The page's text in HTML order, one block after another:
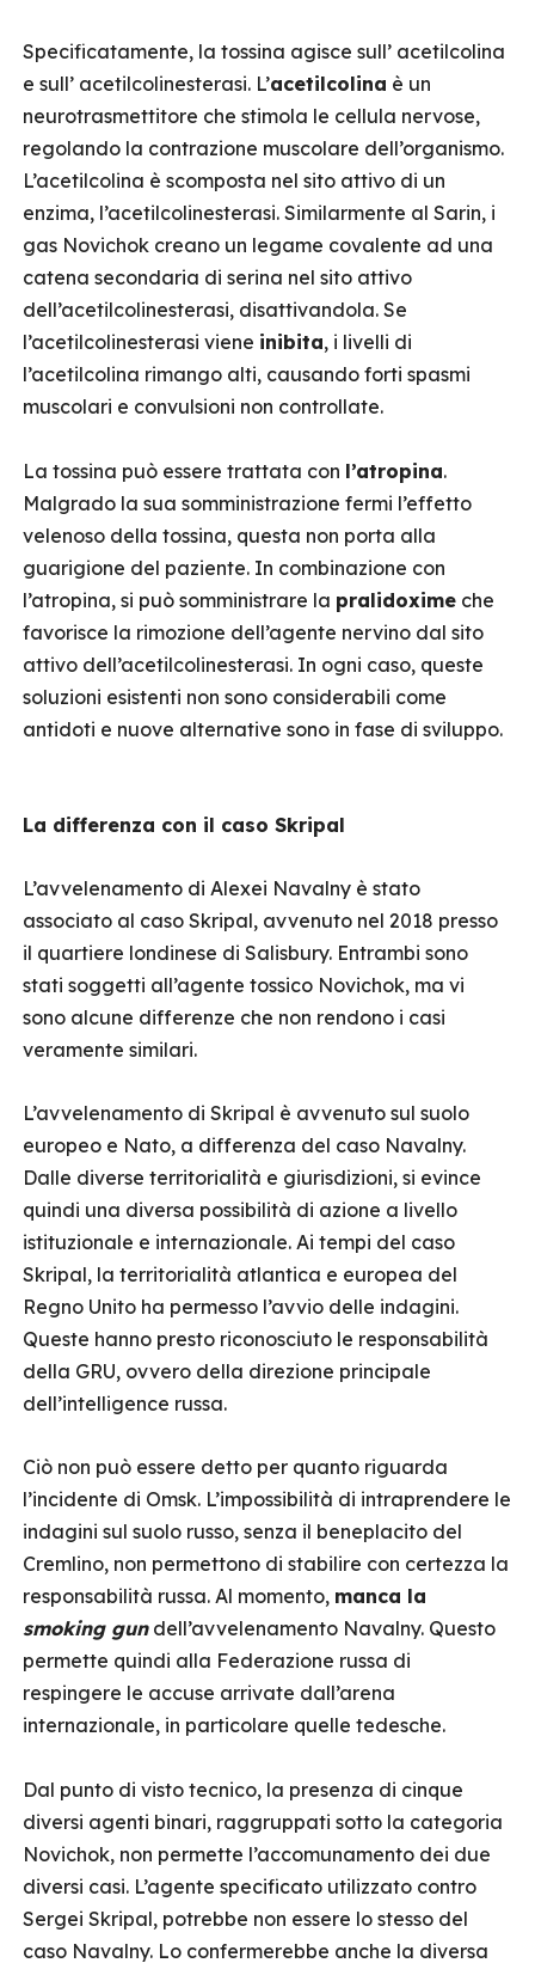
Specificatamente, la tossina agisce sull’ acetilcolina
e sull’ acetilcolinesterasi. L’acetilcolina è un
neurotrasmettitore che stimola le cellula nervose,
regolando la contrazione muscolare dell’organismo.
L’acetilcolina è scomposta nel sito attivo di un
enzima, l’acetilcolinesterasi. Similarmente al Sarin, i
gas Novichok creano un legame covalente ad una
catena secondaria di serina nel sito attivo
dell’acetilcolinesterasi, disattivandola. Se
l’acetilcolinesterasi viene inibita, i livelli di
l’acetilcolina rimango alti, causando forti spasmi
muscolari e convulsioni non controllate.
La tossina può essere trattata con l’atropina.
Malgrado la sua somministrazione fermi l’effetto
velenoso della tossina, questa non porta alla
guarigione del paziente. In combinazione con
l’atropina, si può somministrare la pralidoxime che
favorisce la rimozione dell’agente nervino dal sito
attivo dell’acetilcolinesterasi. In ogni caso, queste
soluzioni esistenti non sono considerabili come
antidoti e nuove alternative sono in fase di sviluppo.
La differenza con il caso Skripal
L’avvelenamento di Alexei Navalny è stato
associato al caso Skripal, avvenuto nel 2018 presso
il quartiere londinese di Salisbury. Entrambi sono
stati soggetti all’agente tossico Novichok, ma vi
sono alcune differenze che non rendono i casi
veramente similari.
L’avvelenamento di Skripal è avvenuto sul suolo
europeo e Nato, a differenza del caso Navalny.
Dalle diverse territorialità e giurisdizioni, si evince
quindi una diversa possibilità di azione a livello
istituzionale e internazionale. Ai tempi del caso
Skripal, la territorialità atlantica e europea del
Regno Unito ha permesso l’avvio delle indagini.
Queste hanno presto riconosciuto le responsabilità
della GRU, ovvero della direzione principale
dell’intelligence russa.
Ciò non può essere detto per quanto riguarda
l’incidente di Omsk. L’impossibilità di intraprendere le
indagini sul suolo russo, senza il beneplacito del
Cremlino, non permettono di stabilire con certezza la
responsabilità russa. Al momento, manca la
smoking gundell’avvelenamento Navalny. Questo
permette quindi alla Federazione russa di
respingere le accuse arrivate dall’arena
internazionale, in particolare quelle tedesche.
Dal punto di visto tecnico, la presenza di cinque
diversi agenti binari, raggruppati sotto la categoria
Novichok, non permette l’accomunamento dei due
diversi casi. L’agente specificato utilizzato contro
Sergei Skripal, potrebbe non essere lo stesso del
caso Navalny. Lo confermerebbe anche la diversa